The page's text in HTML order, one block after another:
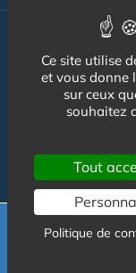
AGENDA
Flux RSS
Newsletter
Besoin
Ce site utilise
et vous donne
sur ceux
souhaitez
Tout
Politique de